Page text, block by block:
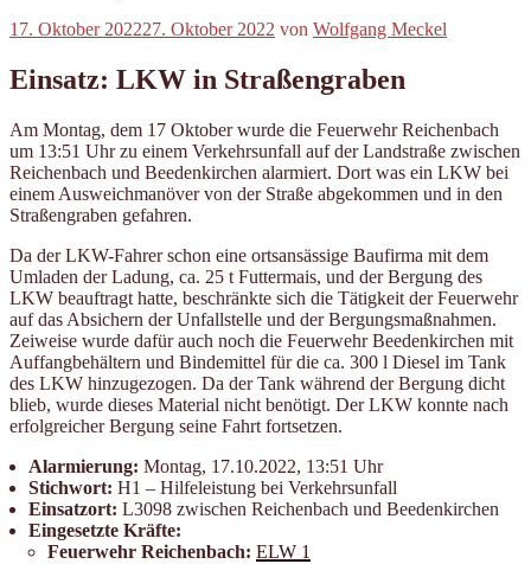
Veröffentlicht
17. Oktober 202227. Oktober 2022 von Wolfgang Meckel
Einsatz: LKW in Straßengraben
Am Montag, dem 17 Oktober wurde die Feuerwehr Reichenbach
um 13:51 Uhr zu einem Verkehrsunfall auf der Landstraße zwischen
Reichenbach und Beedenkirchen alarmiert. Dort was ein LKW bei
einem Ausweichmanöver von der Straße abgekommen und in den
Straßengraben gefahren.
Da der LKW-Fahrer schon eine ortsansässige Baufirma mit dem
Umladen der Ladung, ca. 25 t Futtermais, und der Bergung des
LKW beauftragt hatte, beschränkte sich die Tätigkeit der Feuerwehr
auf das Absichern der Unfallstelle und der Bergungsmaßnahmen.
Zeiweise wurde dafür auch noch die Feuerwehr Beedenkirchen mit
Auffangbehältern und Bindemittel für die ca. 300 l Diesel im Tank
des LKW hinzugezogen. Da der Tank während der Bergung dicht
blieb, wurde dieses Material nicht benötigt. Der LKW konnte nach
erfolgreicher Bergung seine Fahrt fortsetzen.
Alarmierung: Montag, 17.10.2022, 13:51 Uhr
Stichwort: H1 – Hilfeleistung bei Verkehrsunfall
Einsatzort: L3098 zwischen Reichenbach und Beedenkirchen
Eingesetzte Kräfte:
Feuerwehr Reichenbach: ELW 1